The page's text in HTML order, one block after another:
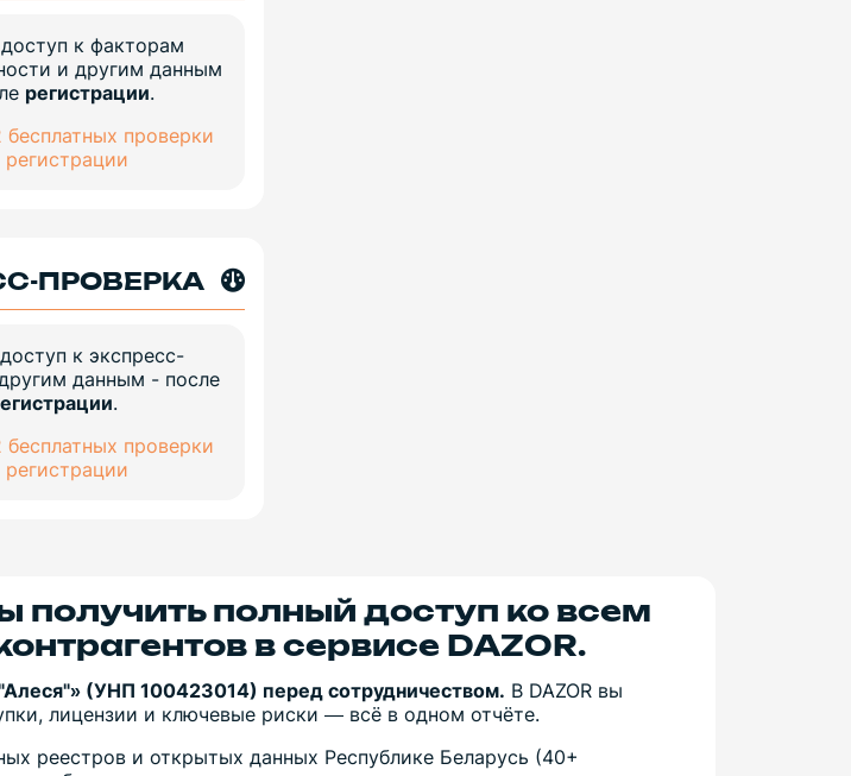
к факторам
и другим данным
регистрации.
проверки
регистрации
ПРОВЕРКА
к экспресс-
данным - после
.
проверки
регистрации
получить полный доступ ко всем
в сервисе DAZOR.
(УНП 100423014) перед сотрудничеством. В DAZOR вы
лицензии и ключевые риски — всё в одном отчёте.
реестров и открытых данных Республике Беларусь (40+